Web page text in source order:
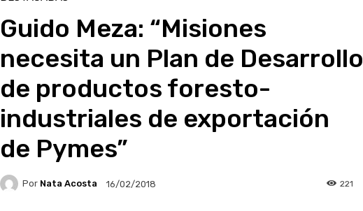
Guido Meza: “Misiones
necesita un Plan de Desarrollo
de productos foresto-
industriales de exportación
de Pymes”
Por Nata Acosta 16/02/2018 221